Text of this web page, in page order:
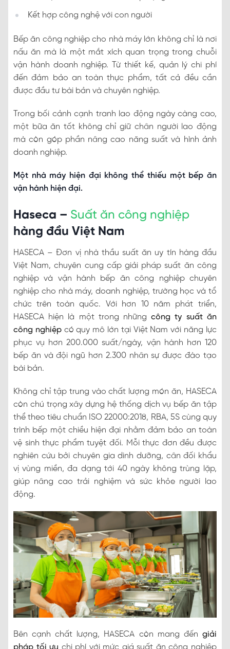
Kết hợp công nghệ với con người
Bếp ăn công nghiệp cho nhà máy lớn không chỉ là nơi
nấu ăn mà là một mắt xích quan trọng trong chuỗi
vận hành doanh nghiệp. Từ thiết kế, quản lý chi phí
đến đảm bảo an toàn thực phẩm, tất cả đều cần
được đầu tư bài bản và chuyên nghiệp.
Trong bối cảnh cạnh tranh lao động ngày càng cao,
một bữa ăn tốt không chỉ giữ chân người lao động
mà còn góp phần nâng cao năng suất và hình ảnh
doanh nghiệp.
Một nhà máy hiện đại không thể thiếu một bếp ăn
vận hành hiện đại.
Haseca – Suất ăn công nghiệp
hàng đầu Việt Nam
HASECA – Đơn vị nhà thầu suất ăn uy tín hàng đầu
Việt Nam, chuyên cung cấp giải pháp suất ăn công
nghiệp và vận hành bếp ăn công nghiệp chuyên
nghiệp cho nhà máy, doanh nghiệp, trường học và tổ
chức trên toàn quốc. Với hơn 10 năm phát triển,
HASECA hiện là một trong nhữngcông ty suất ăn
công nghiệpcó quy mô lớn tại Việt Nam với năng lực
phục vụ hơn 200.000 suất/ngày, vận hành hơn 120
bếp ăn và đội ngũ hơn 2.300 nhân sự được đào tạo
bài bản.
Không chỉ tập trung vào chất lượng món ăn, HASECA
còn chú trọng xây dựng hệ thống dịch vụ bếp ăn tập
thể theo tiêu chuẩn ISO 22000:2018, RBA, 5S cùng quy
trình bếp một chiều hiện đại nhằm đảm bảo an toàn
vệ sinh thực phẩm tuyệt đối. Mỗi thực đơn đều được
nghiên cứu bởi chuyên gia dinh dưỡng, cân đối khẩu
vị vùng miền, đa dạng tới 40 ngày không trùng lặp,
giúp nâng cao trải nghiệm và sức khỏe người lao
động.
Bên cạnh chất lượng, HASECA còn mang đến giải